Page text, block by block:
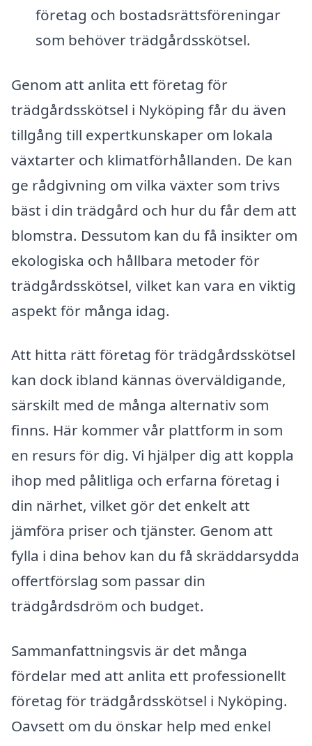
företag och bostadsrättsföreningar
som behöver trädgårdsskötsel.
Genom att anlita ett företag för
trädgårdsskötsel i Nyköping får du även
tillgång till expertkunskaper om lokala
växtarter och klimatförhållanden. De kan
ge rådgivning om vilka växter som trivs
bäst i din trädgård och hur du får dem att
blomstra. Dessutom kan du få insikter om
ekologiska och hållbara metoder för
trädgårdsskötsel, vilket kan vara en viktig
aspekt för många idag.
Att hitta rätt företag för trädgårdsskötsel
kan dock ibland kännas överväldigande,
särskilt med de många alternativ som
finns. Här kommer vår plattform in som
en resurs för dig. Vi hjälper dig att koppla
ihop med pålitliga och erfarna företag i
din närhet, vilket gör det enkelt att
jämföra priser och tjänster. Genom att
fylla i dina behov kan du få skräddarsydda
offertförslag som passar din
trädgårdsdröm och budget.
Sammanfattningsvis är det många
fördelar med att anlita ett professionellt
företag för trädgårdsskötsel i Nyköping.
Oavsett om du önskar help med enkel